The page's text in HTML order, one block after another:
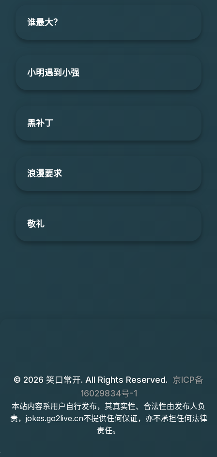
谁最大？
小明遇到小强
黑补丁
浪漫要求
敬礼
© 2026 笑口常开. All Rights Reserved. 京ICP备
16029834号-1
本站内容系用户自行发布，其真实性、合法性由发布人负
责，jokes.go2live.cn不提供任何保证，亦不承担任何法律
责任。